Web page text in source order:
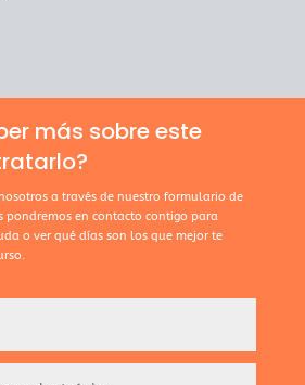
más sobre este
a través de nuestro formulario de
pondremos en contacto contigo para
o ver qué días son los que mejor te